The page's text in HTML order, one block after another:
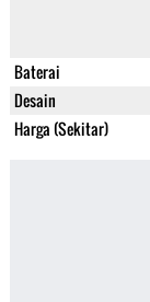
Baterai
Desain
Harga (Sekitar)